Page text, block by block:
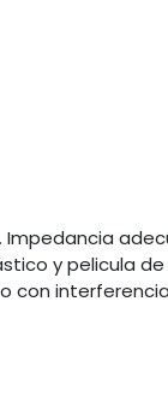
y pelicula
con